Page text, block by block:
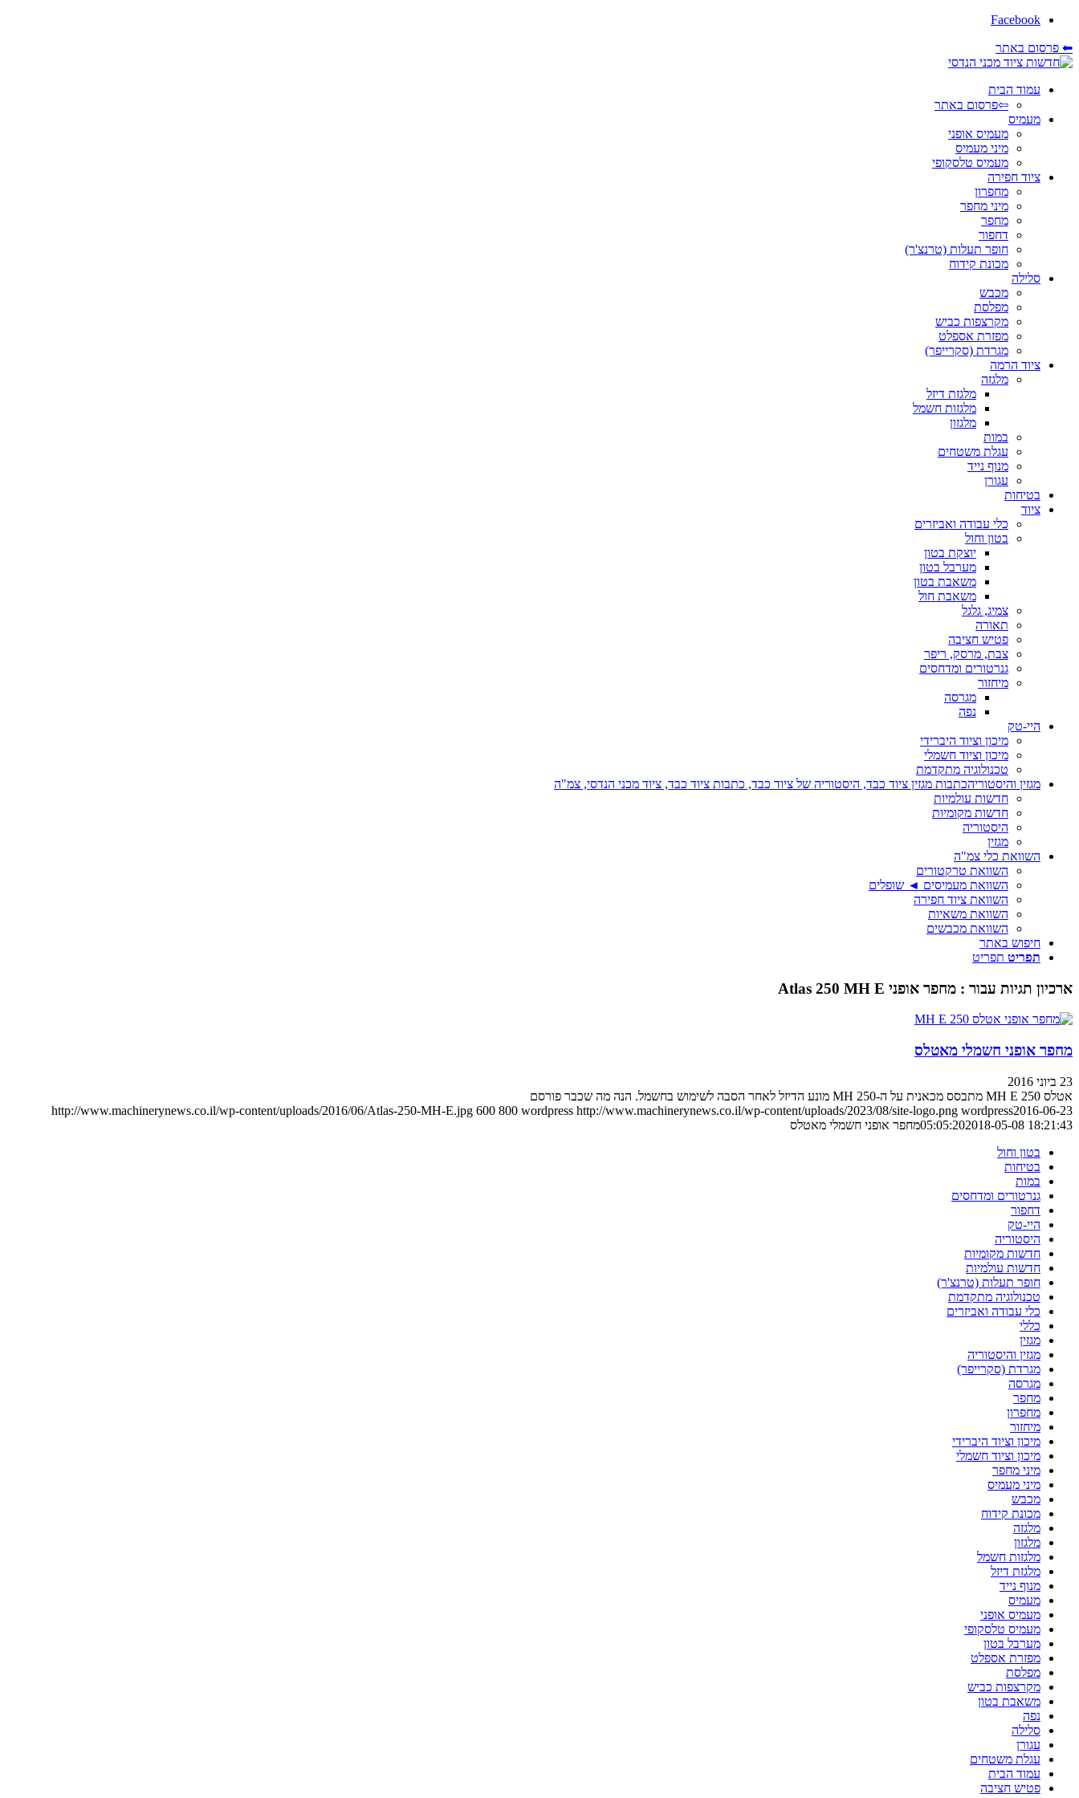
Facebook
⬅ פרסום באתר
עמוד הבית
⇦פרסום באתר
מעמיס
מעמיס אופני
מיני מעמיס
מעמיס טלסקופי
ציוד חפירה
מחפרון
מיני מחפר
מחפר
דחפור
חופר תעלות (טרנצ'ר)
מכונת קידוח
סלילה
מכבש
מפלסת
מקרצפות כביש
מפזרת אספלט
מגרדת (סקרייפר)
ציוד הרמה
מלגזה
מלגזת דיזל
מלגזות חשמל
מלגזון
במות
עגלת משטחים
מנוף נייד
עגורן
בטיחות
ציוד
כלי עבודה ואביזרים
בטון וחול
יוצקת בטון
מערבל בטון
משאבת בטון
משאבת חול
צמיג, גלגל
תאורה
פטיש חציבה
צבת, מרסק, ריפר
גנרטורים ומדחסים
מיחזור
מגרסה
נפה
היי-טק
מיכון וציוד היברידי
מיכון וציוד חשמלי
טכנולוגיה מתקדמת
מגזין והיסטוריהכתבות מגזין ציוד כבד, היסטוריה של ציוד כבד, כתבות ציוד כבד, ציוד מכני הנדסי, צמ"ה
חדשות עולמיות
חדשות מקומיות
היסטוריה
מגזין
השוואת כלי צמ"ה
השוואת טרקטורים
השוואת מעמיסים ◄ שופלים
השוואת ציוד חפירה
השוואת משאיות
השוואת מכבשים
חיפוש באתר
תפריט תפריט
ארכיון תגיות עבור : מחפר אופני Atlas 250 MH E
מחפר אופני חשמלי מאטלס
23 ביוני 2016
אטלס 250 MH E מתבסס מכאנית על ה-250 MH מונע הדיזל לאחר הסבה לשימוש בחשמל. הנה מה שכבר פורסם
http://www.machinerynews.co.il/wp-content/uploads/2016/06/Atlas-250-MH-E.jpg 600 800 wordpress http://www.machinerynews.co.il/wp-content/uploads/2023/08/site-logo.png wordpress2016-06-23
05:05:202018-05-08 18:21:43
מחפר אופני חשמלי מאטלס
בטון וחול
בטיחות
במות
גנרטורים ומדחסים
דחפור
היי-טק
היסטוריה
חדשות מקומיות
חדשות עולמיות
חופר תעלות (טרנצ'ר)
טכנולוגיה מתקדמת
כלי עבודה ואביזרים
כללי
מגזין
מגזין והיסטוריה
מגרדת (סקרייפר)
מגרסה
מחפר
מחפרון
מיחזור
מיכון וציוד היברידי
מיכון וציוד חשמלי
מיני מחפר
מיני מעמיס
מכבש
מכונת קידוח
מלגזה
מלגזון
מלגזות חשמל
מלגזת דיזל
מנוף נייד
מעמיס
מעמיס אופני
מעמיס טלסקופי
מערבל בטון
מפזרת אספלט
מפלסת
מקרצפות כביש
משאבת בטון
נפה
סלילה
עגורן
עגלת משטחים
עמוד הבית
פטיש חציבה